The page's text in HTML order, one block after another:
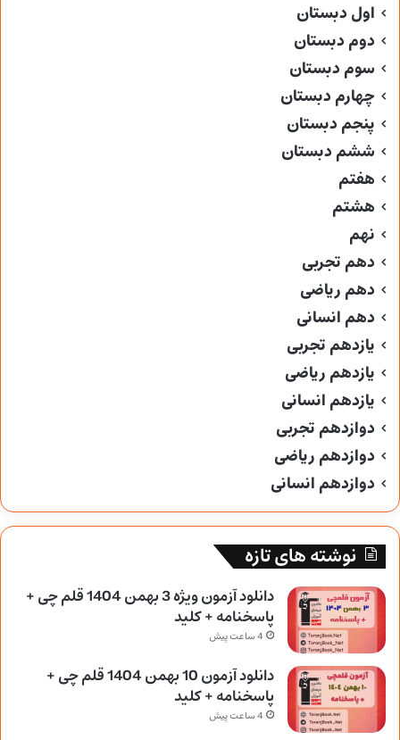
اول دبستان
دوم دبستان
سوم دبستان
چهارم دبستان
پنجم دبستان
ششم دبستان
هفتم
هشتم
نهم
دهم تجربی
دهم ریاضی
دهم انسانی
یازدهم تجربی
یازدهم ریاضی
یازدهم انسانی
دوازدهم تجربی
دوازدهم ریاضی
دوازدهم انسانی
نوشته های تازه
دانلود آزمون ویژه 3 بهمن 1404 قلم چی +
پاسخنامه + کلید
4 ساعت پیش
دانلود آزمون 10 بهمن 1404 قلم چی +
پاسخنامه + کلید
4 ساعت پیش